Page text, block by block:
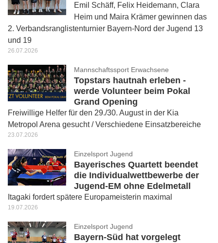
Emil Schäff, Felix Heidemann, Clara
Heim und Maira Krämer gewinnen das
2. Verbandsranglistenturnier Bayern-Nord der Jugend 13
und 19
26.07.2026
Mannschaftssport Erwachsene
Topstars hautnah erleben -
werde Volunteer beim Pokal
Grand Opening
Freiwillige Helfer für den 29./30. August in der Kia
Metropol Arena gesucht / Verschiedene Einsatzbereiche
23.07.2026
Einzelsport Jugend
Bayerisches Quartett beendet
die Individualwettbewerbe der
Jugend-EM ohne Edelmetall
Itagaki fordert spätere Europameisterin maximal
19.07.2026
Einzelsport Jugend
Bayern-Süd hat vorgelegt